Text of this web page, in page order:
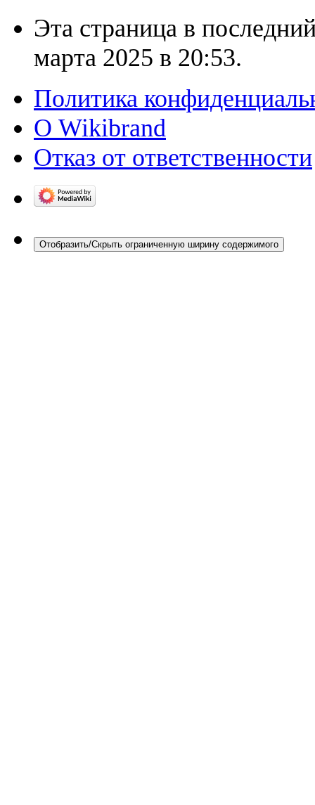
Эта страница в
марта 2025 в 20:53.
Политика
О Wikibrand
Отказ от ответственности
Отобразить/Скрыть ограниченную ширину содержимого